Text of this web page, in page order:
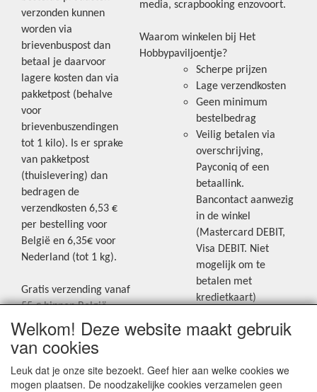
verzonden kunnen
worden via
brievenbuspost dan
betaal je daarvoor
lagere kosten dan via
pakketpost (behalve
voor
brievenbuszendingen
tot 1 kilo). Is er sprake
van pakketpost
(thuislevering) dan
bedragen de
verzendkosten 6,53 €
per bestelling voor
België en 6,35€ voor
Nederland (tot 1 kg).
Gratis verzending vanaf
55 € binnen België.
Gratis verzending vanaf
65 € naar Nederland.
Levering andere
landen: geen gratis
verzending, portkosten
media, scrapbooking enzovoort.
Waarom winkelen bij Het
Hobbypaviljoentje?
Scherpe prijzen
Lage verzendkosten
Geen minimum
bestelbedrag
Veilig betalen via
overschrijving,
Payconiq of een
betaallink.
Bancontact aanwezig
in de winkel
(Mastercard DEBIT,
Visa DEBIT. Niet
mogelijk om te
betalen met
kredietkaart)
Blijf op de hoogte van de laatste
onze Facebookpagina.
Welkom! Deze website maakt gebruik
van cookies
Leuk dat je onze site bezoekt. Geef hier aan welke cookies we
mogen plaatsen. De noodzakelijke cookies verzamelen geen